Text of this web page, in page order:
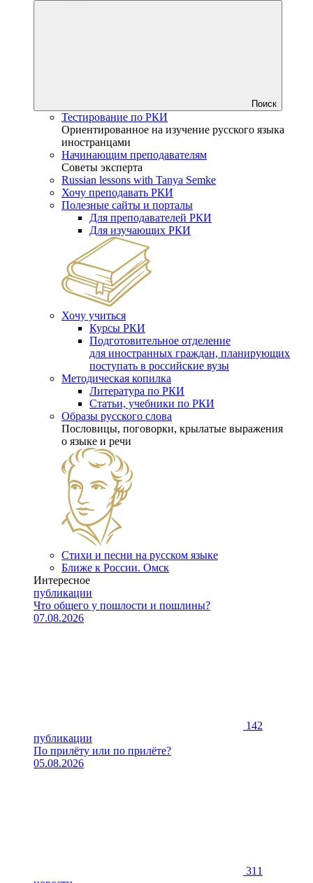
Поиск
Тестирование по РКИ
Ориентированное на изучение русского языка
иностранцами
Начинающим преподавателям
Советы эксперта
Russian lessons with Tanya Semke
Хочу преподавать РКИ
Полезные сайты и порталы
Для преподавателей РКИ
Для изучающих РКИ
Хочу учиться
Курсы РКИ
Подготовительное отделение
для иностранных граждан, планирующих
поступать в российские вузы
Методическая копилка
Литература по РКИ
Статьи, учебники по РКИ
Образы русского слова
Пословицы, поговорки, крылатые выражения
о языке и речи
Стихи и песни на русском языке
Ближе к России. Омск
Интересное
публикации
Что общего у пошлости и пошлины?
07.08.2026
142
публикации
По прилёту или по прилёте?
05.08.2026
311